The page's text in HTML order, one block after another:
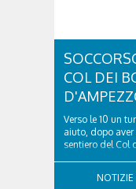
COL DEI
Verso le 10 un
aiuto, dopo aver
sentiero del Col
Torri delNOTIZIE